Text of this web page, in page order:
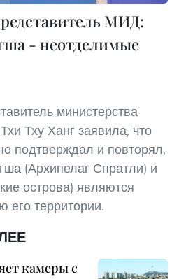
МИД:
- неотделимые
министерства
Тху Ханг заявила, что
подтверждал и повторял,
(Архипелаг Спратли) и
острова) являются
его территории.
камеры с